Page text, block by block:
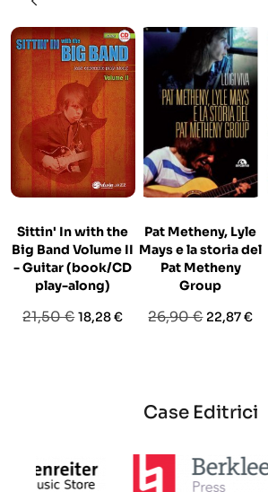
Sittin' In with the
Big Band Volume II
- Guitar (book/CD
play-along)
Prezzo
21,50 €Prezzo
18,28 €
Pat Metheny, Lyle
Mays e la storia del
Pat Metheny
Group
Prezzo
26,90 € Prezzo
22,87 €
Case Editrici